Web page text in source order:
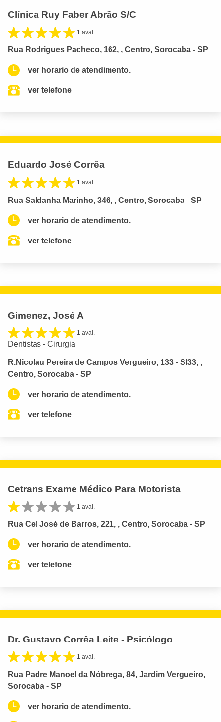
Clínica Ruy Faber Abrão S/C
1 aval.
Rua Rodrigues Pacheco, 162, , Centro, Sorocaba - SP
ver horario de atendimento.
ver telefone
Eduardo José Corrêa
1 aval.
Rua Saldanha Marinho, 346, , Centro, Sorocaba - SP
ver horario de atendimento.
ver telefone
Gimenez, José A
1 aval.
Dentistas - Cirurgia
R.Nicolau Pereira de Campos Vergueiro, 133 - Sl33, ,
Centro, Sorocaba - SP
ver horario de atendimento.
ver telefone
Cetrans Exame Médico Para Motorista
1 aval.
Rua Cel José de Barros, 221, , Centro, Sorocaba - SP
ver horario de atendimento.
ver telefone
Dr. Gustavo Corrêa Leite - Psicólogo
1 aval.
Rua Padre Manoel da Nóbrega, 84, Jardim Vergueiro,
Sorocaba - SP
ver horario de atendimento.